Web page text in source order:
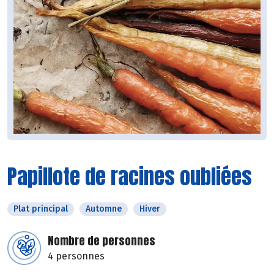
Papillote de racines oubliées
Plat principal Automne Hiver
Nombre de personnes
4 personnes